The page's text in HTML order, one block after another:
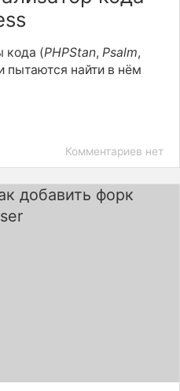
кода (PHPStan, Psalm,
пытаются найти в нём
Комментариев нет